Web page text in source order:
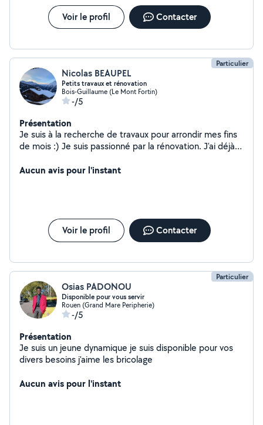
Voir le profil Contacter
Particulier
Nicolas BEAUPEL
Petits travaux et rénovation
Bois-Guillaume (Le Mont Fortin)
-/5
Présentation
Je suis à la recherche de travaux pour arrondir mes fins
de mois :) Je suis passionné par la rénovation. J'ai déjà
- de la peinture murs et plafonds - poser du parquet,
un meuble sur mesure - poser une cuisine Efficace pour
de petites interventions comme pour un projet sur
mesure.
Aucun avis pour l'instant
Voir le profil Contacter
Particulier
Osias PADONOU
Disponible pour vous servir
Rouen (Grand Mare Peripherie)
-/5
Présentation
Je suis un jeune dynamique je suis disponible pour vos
divers besoins j'aime les bricolage
Aucun avis pour l'instant